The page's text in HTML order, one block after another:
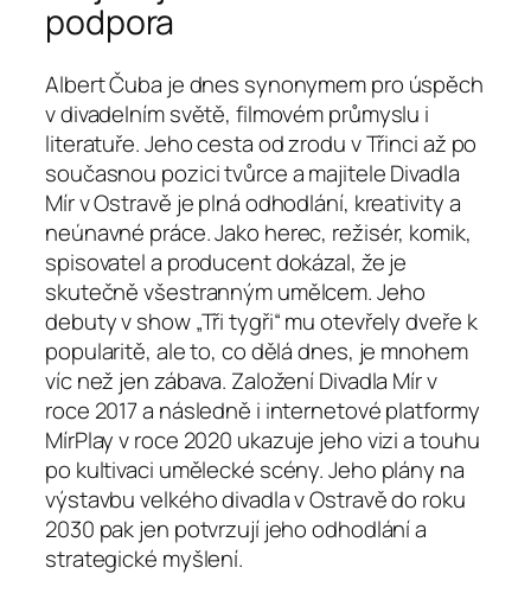
podpora
Albert Čuba je dnes synonymem pro úspěch
v divadelním světě, filmovém průmyslu i
literatuře. Jeho cesta od zrodu v Třinci až po
současnou pozici tvůrce a majitele Divadla
Mír v Ostravě je plná odhodlání, kreativity a
neúnavné práce. Jako herec, režisér, komik,
spisovatel a producent dokázal, že je
skutečně všestranným umělcem. Jeho
debuty v show „Tři tygři“ mu otevřely dveře k
popularitě, ale to, co dělá dnes, je mnohem
víc než jen zábava. Založení Divadla Mír v
roce 2017 a následně i internetové platformy
MírPlay v roce 2020 ukazuje jeho vizi a touhu
po kultivaci umělecké scény. Jeho plány na
výstavbu velkého divadla v Ostravě do roku
2030 pak jen potvrzují jeho odhodlání a
strategické myšlení.